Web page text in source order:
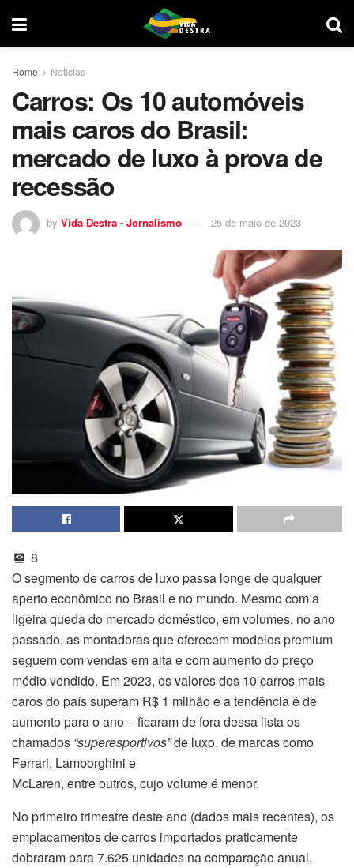
Home Noticias
Carros: Os 10 automóveis
mais caros do Brasil:
mercado de luxo à prova de
recessão
by Vida Destra - Jornalismo 25 de maio de 2023
8
O segmento de carros de luxo passa longe de qualquer
aperto econômico no Brasil e no mundo. Mesmo com a
ligeira queda do mercado doméstico, em volumes, no ano
passado, as montadoras que oferecem modelos premium
seguem com vendas em alta e com aumento do preço
médio vendido. Em 2023, os valores dos 10 carros mais
caros do país superam R$ 1 milhão e a tendência é de
aumento para o ano – ficaram de fora dessa lista os
chamados “superesportivos”de luxo, de marcas como
Ferrari, Lamborghini e
McLaren, entre outros, cujo volume é menor.
No primeiro trimestre deste ano (dados mais recentes), os
emplacamentos de carros importados praticamente
dobraram para 7.625 unidades na comparação anual,